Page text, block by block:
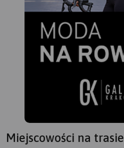
Miejscowości na trasie